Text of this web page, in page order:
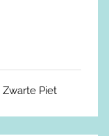
Zwarte Piet